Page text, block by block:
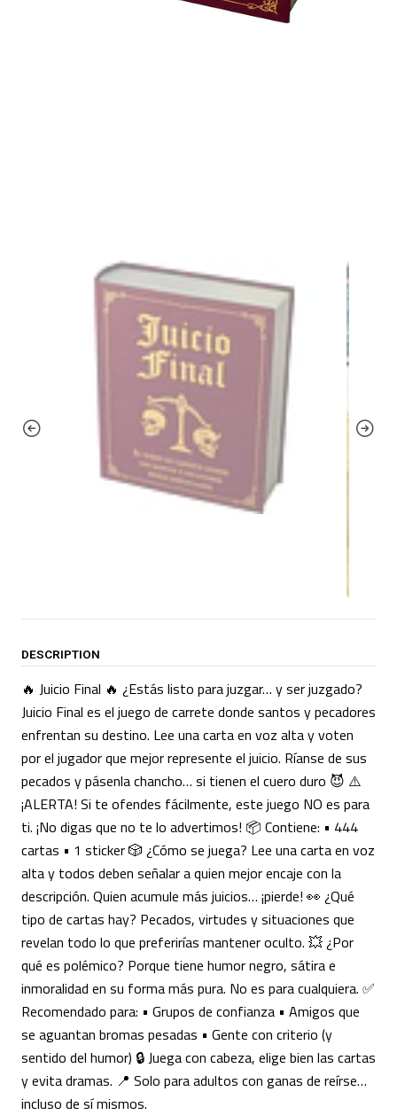
DESCRIPTION
🔥 Juicio Final 🔥 ¿Estás listo para juzgar… y ser juzgado?
Juicio Final es el juego de carrete donde santos y pecadores
enfrentan su destino. Lee una carta en voz alta y voten
por el jugador que mejor represente el juicio. Ríanse de sus
pecados y pásenla chancho… si tienen el cuero duro 😈 ⚠️
¡ALERTA! Si te ofendes fácilmente, este juego NO es para
ti. ¡No digas que no te lo advertimos! 📦 Contiene: • 444
cartas • 1 sticker 🎲 ¿Cómo se juega? Lee una carta en voz
alta y todos deben señalar a quien mejor encaje con la
descripción. Quien acumule más juicios… ¡pierde! 👀 ¿Qué
tipo de cartas hay? Pecados, virtudes y situaciones que
revelan todo lo que preferirías mantener oculto. 💥 ¿Por
qué es polémico? Porque tiene humor negro, sátira e
inmoralidad en su forma más pura. No es para cualquiera. ✅
Recomendado para: • Grupos de confianza • Amigos que
se aguantan bromas pesadas • Gente con criterio (y
sentido del humor) 🔒 Juega con cabeza, elige bien las cartas
y evita dramas. 📍 Solo para adultos con ganas de reírse…
incluso de sí mismos.